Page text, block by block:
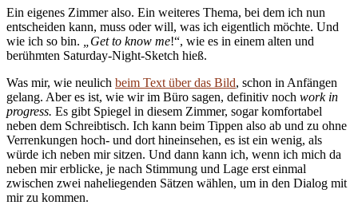
Ein eigenes Zimmer also. Ein weiteres Thema, bei dem ich nun
entscheiden kann, muss oder will, was ich eigentlich möchte. Und
wie ich so bin.
„Get to know me!“, wie es in einem alten und
berühmten Saturday-Night-Sketch hieß.
Was mir, wie neulich beim Text über das Bild, schon in Anfängen
gelang. Aber es ist, wie wir im Büro sagen, definitiv noch work in
progress. Es gibt Spiegel in diesem Zimmer, sogar komfortabel
neben dem Schreibtisch. Ich kann beim Tippen also ab und zu ohne
Verrenkungen hoch- und dort hineinsehen, es ist ein wenig, als
würde ich neben mir sitzen. Und dann kann ich, wenn ich mich da
neben mir erblicke, je nach Stimmung und Lage erst einmal
zwischen zwei naheliegenden Sätzen wählen, um in den Dialog mit
mir zu kommen.